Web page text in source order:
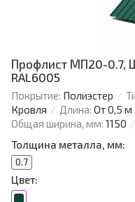
Профлист МП20-0.7,
RAL6005
Покрытие: Полиэстер
Кровля
Длина: От 0,5 м
Общая ширина, мм: 1150
Толщина металла, мм:
0.7
Цвет: